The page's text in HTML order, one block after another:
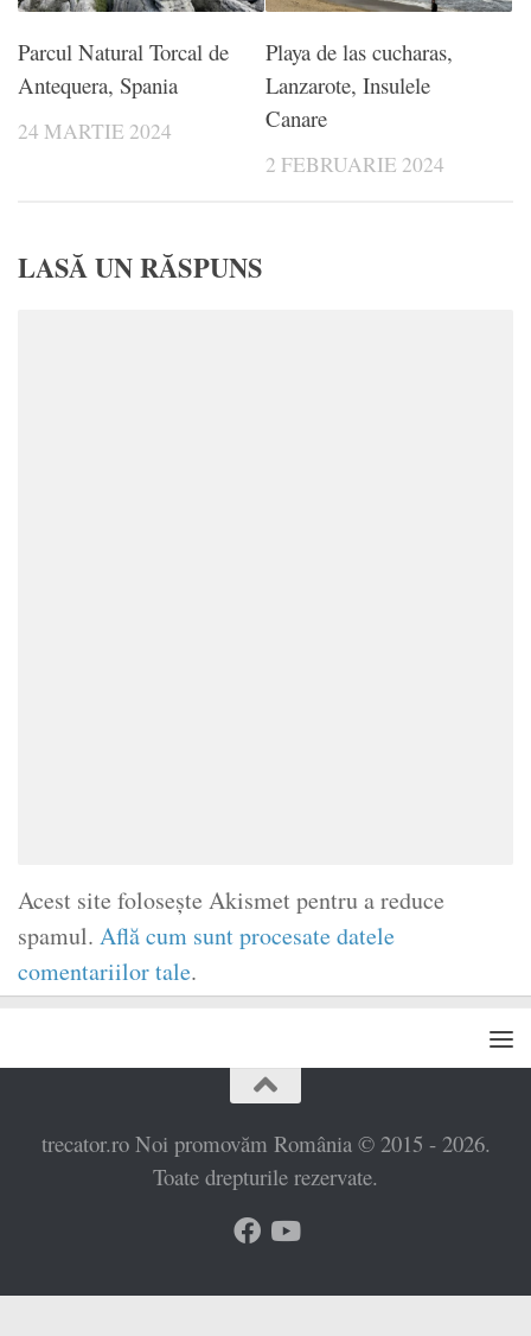
Parcul Natural Torcal de
Antequera, Spania
24 MARTIE 2024
Playa de las cucharas,
Lanzarote, Insulele
Canare
2 FEBRUARIE 2024
LASĂ UN RĂSPUNS
Acest site folosește Akismet pentru a reduce
spamul. Află cum sunt procesate datele
comentariilor tale.
trecator.ro Noi promovăm România © 2015 - 2026.
Toate drepturile rezervate.